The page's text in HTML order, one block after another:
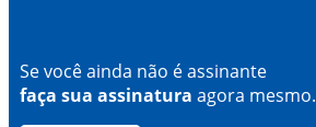
Se você ainda não é assinante
faça sua assinatura agora mesmo.